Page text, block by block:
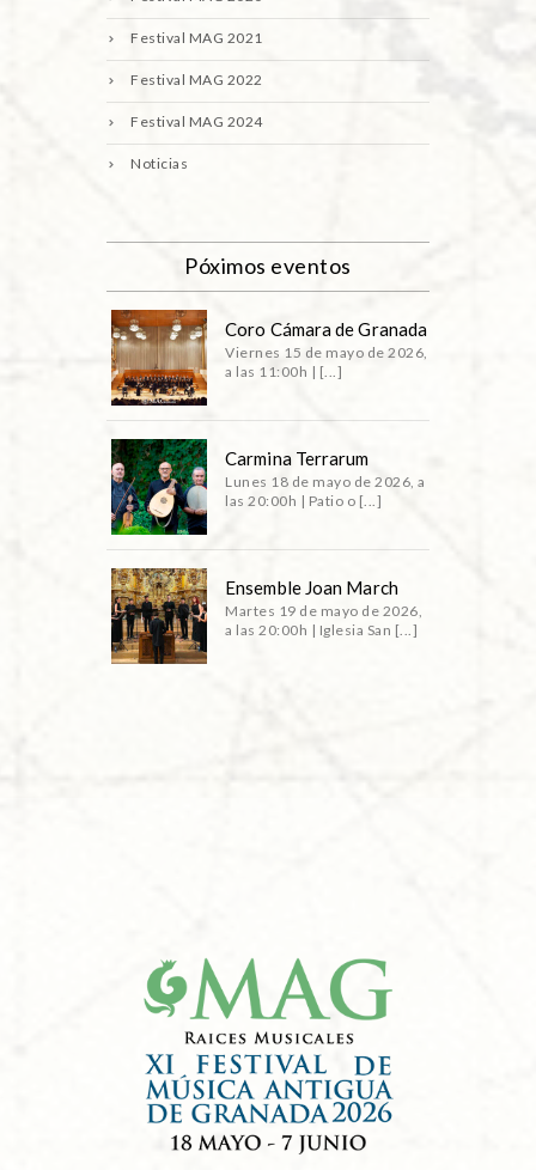
Festival MAG 2021
Festival MAG 2022
Festival MAG 2024
Noticias
Póximos eventos
Coro Cámara de Granada
Viernes 15 de mayo de 2026,
a las 11:00h | [...]
Carmina Terrarum
Lunes 18 de mayo de 2026, a
las 20:00h | Patio o [...]
Ensemble Joan March
Martes 19 de mayo de 2026,
a las 20:00h | Iglesia San [...]